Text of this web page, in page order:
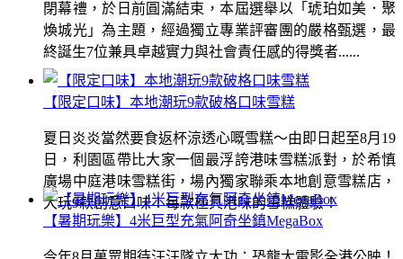
【限定口味】本地潮玩9款破格口味雪糕
夏日炎炎當然要食返杯涼透心嘅雪糕～由即日起至8月19
日，利園區帶比大家一個最浮誇港味雪糕派對，於希慎
廣場中庭港味雪糕街，場內獨家聯乘本地創意雪糕店，
大玩9款創意口味！每款極具港味的雪糕體驗！
閉幕禮，於日前圓滿結束，本屆選舉以「琥珀如美．聚
煥城光」為主題，經過獨立專業評審團的嚴格甄選，最
終誕生7位兼具卓越實力與社會責任感的得獎者......
【暑期玩樂】4米巨型充氣阿奇坐鎮MegaBox